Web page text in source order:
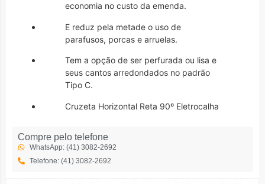
economia no custo da emenda.
E reduz pela metade o uso de
parafusos, porcas e arruelas.
Tem a opção de ser perfurada ou lisa e
seus cantos arredondados no padrão
Tipo C.
Cruzeta Horizontal Reta 90º Eletrocalha
Compre pelo telefone
WhatsApp: (41) 3082-2692
Telefone: (41) 3082-2692